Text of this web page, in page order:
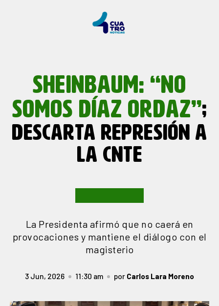
SHEINBAUM: “NO
SOMOS DÍAZ ORDAZ”;
DESCARTA REPRESIÓN A
LA CNTE
La Presidenta afirmó que no caerá en
provocaciones y mantiene el diálogo con el
magisterio
3 Jun, 2026 11:30 am por Carlos Lara Moreno